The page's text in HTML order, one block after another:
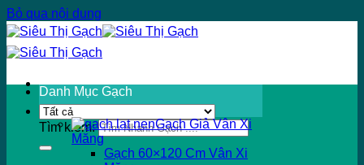
Bỏ qua nội dung
Tìm kiếm:
Danh Mục Gạch
Gạch Giả Vân Xi
Măng
Gạch 60×120 Cm Vân Xi